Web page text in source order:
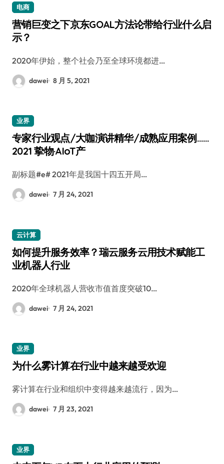
电商
营销巨变之下京东GOAL方法论带给行业什么启
示？
2020年伊始，整个社会乃至全球环境都进…
dawei 8 月 5, 2021
业界
专家行业观点/大咖演讲精华/成熟应用案例……
2021 挚物·AIoT产
副标题#e# 2021年是我国十四五开局…
dawei 7 月 24, 2021
云计算
如何提升服务效率？瑞云服务云用技术赋能工
业机器人行业
2020年全球机器人营收市值首度突破10…
dawei 7 月 24, 2021
业界
为什么雾计算在行业中越来越受欢迎
雾计算在行业和组织中变得越来越流行，因为…
dawei 7 月 23, 2021
业界